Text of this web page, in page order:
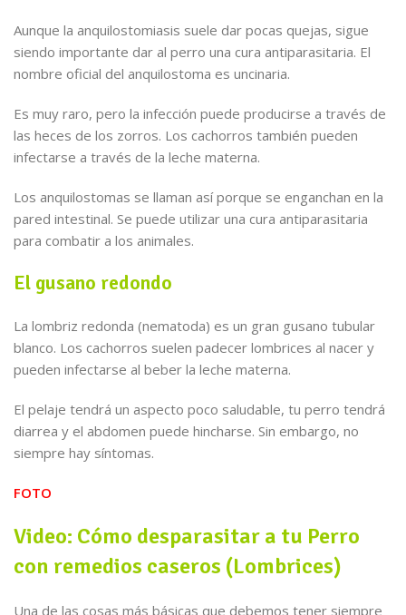
Aunque la anquilostomiasis suele dar pocas quejas, sigue
siendo importante dar al perro una cura antiparasitaria. El
nombre oficial del anquilostoma es uncinaria.
Es muy raro, pero la infección puede producirse a través de
las heces de los zorros. Los cachorros también pueden
infectarse a través de la leche materna.
Los anquilostomas se llaman así porque se enganchan en la
pared intestinal. Se puede utilizar una cura antiparasitaria
para combatir a los animales.
El gusano redondo
La lombriz redonda (nematoda) es un gran gusano tubular
blanco. Los cachorros suelen padecer lombrices al nacer y
pueden infectarse al beber la leche materna.
El pelaje tendrá un aspecto poco saludable, tu perro tendrá
diarrea y el abdomen puede hincharse. Sin embargo, no
siempre hay síntomas.
FOTO
Video: Cómo desparasitar a tu Perro
con remedios caseros (Lombrices)
Una de las cosas más básicas que debemos tener siempre